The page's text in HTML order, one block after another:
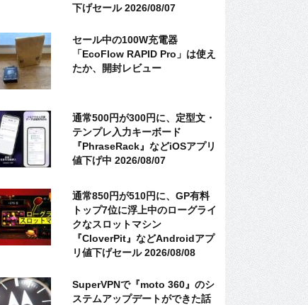
下げセール 2026/08/07
セール中の100W充電器
「EcoFlow RAPID Pro」は使え
たか、開封レビュー
通常500円が300円に、定型文・
テンプレ入力キーボード
『PhraseRack』などiOSアプリ
値下げ中 2026/08/07
通常850円が510円に、GP有料
トップ7位に浮上中のローグライ
クなスロットマシン
『CloverPit』などAndroidアプ
リ値下げセール 2026/08/08
SuperVPNで『moto 360』のシ
ステムアップデートができた話